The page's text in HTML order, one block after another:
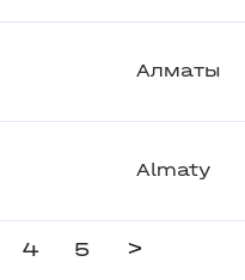
Алматы
Almaty
4 5 >